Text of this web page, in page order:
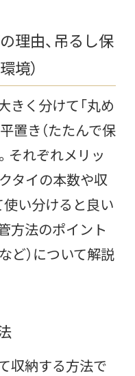
理由、吊るし保
境）
きく分けて「丸め
平置き（たたんで保
それぞれメリッ
タイの本数や収
使い分けると良い
方法のポイント
ど）について解説
収納する方法で